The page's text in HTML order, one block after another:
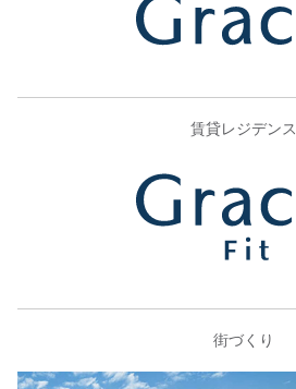
賃貸レジデンス
街づくり